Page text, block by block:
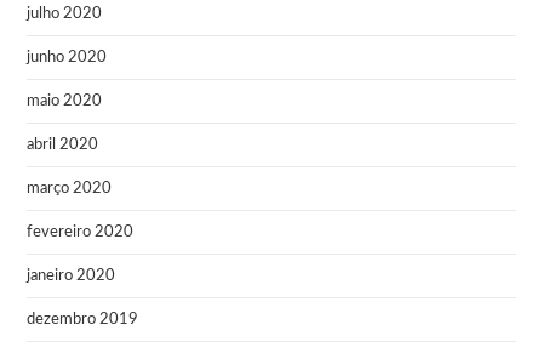
julho 2020
junho 2020
maio 2020
abril 2020
março 2020
fevereiro 2020
janeiro 2020
dezembro 2019